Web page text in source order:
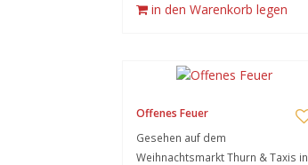
in den Warenkorb legen
Offenes Feuer
Gesehen auf dem
Weihnachtsmarkt Thurn & Taxis in